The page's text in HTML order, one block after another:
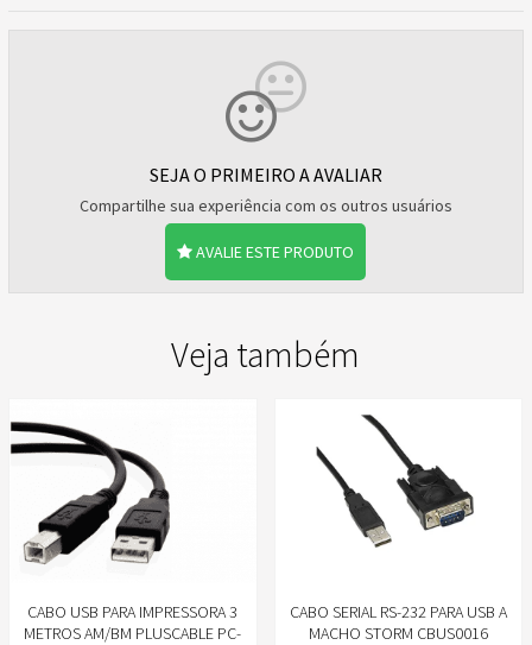
SEJA O PRIMEIRO A AVALIAR
Compartilhe sua experiência com os outros usuários
AVALIE ESTE PRODUTO
Veja também
CABO USB PARA IMPRESSORA 3
METROS AM/BM PLUSCABLE PC-
CABO SERIAL RS-232 PARA USB A
MACHO STORM CBUS0016